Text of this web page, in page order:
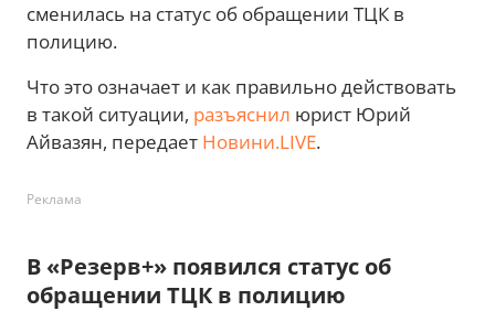
сменилась на статус об обращении ТЦК в
полицию.
Что это означает и как правильно действовать
в такой ситуации, разъяснил юрист Юрий
Айвазян, передает Новини.LIVE.
Реклама
В «Резерв+» появился статус об
обращении ТЦК в полицию